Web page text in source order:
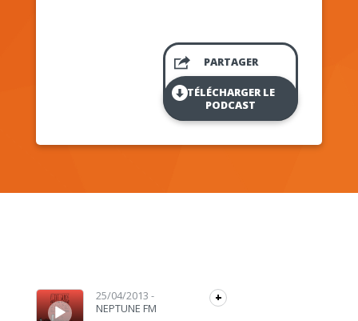
PARTAGER
TÉLÉCHARGER LE
PODCAST
Lecteur audio 25/04/2013 -
NEPTUNE FM
+